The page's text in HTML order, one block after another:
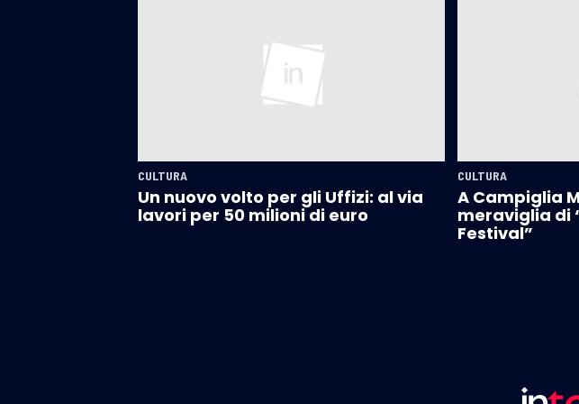
CULTURA
Un nuovo volto per gli Uffizi: al via
lavori per 50 milioni di euro
CULTURA
A Campiglia
meraviglia di
Festival”